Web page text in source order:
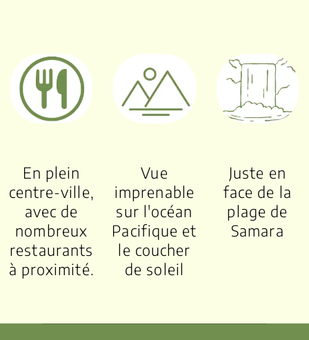
En plein
centre-ville,
avec de
nombreux
restaurants
à proximité.
Vue
imprenable
sur l'océan
Pacifique et
le coucher
de soleil
Juste en
face de la
plage de
Samara